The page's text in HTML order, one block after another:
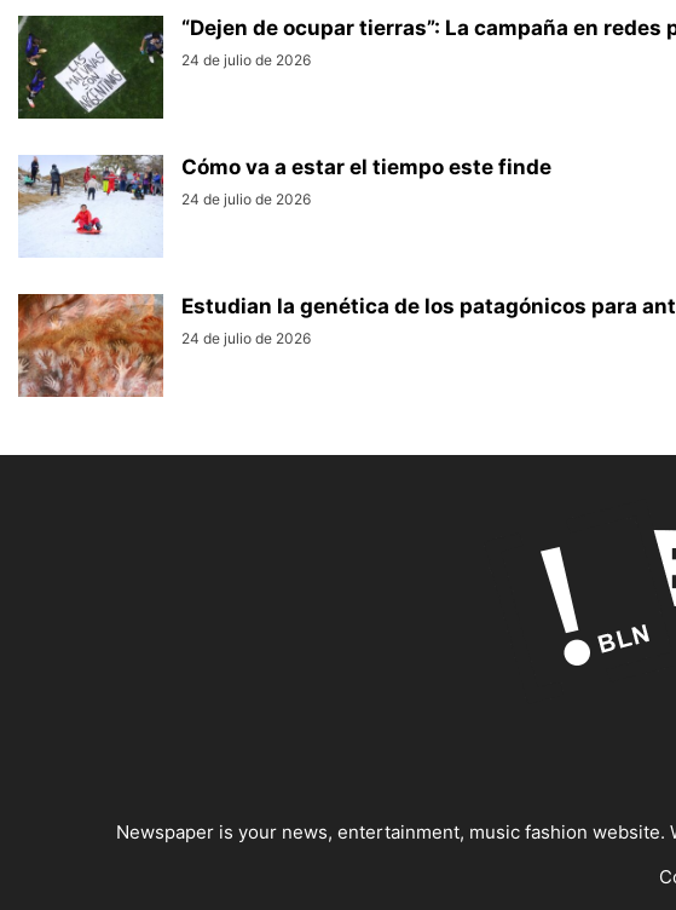
“Dejen de ocupar tierras”: La campaña en redes
24 de julio de 2026
Cómo va a estar el tiempo este finde
24 de julio de 2026
Estudian la genética de los patagónicos para
24 de julio de 2026
Newspaper is your news, entertainment, music fashion